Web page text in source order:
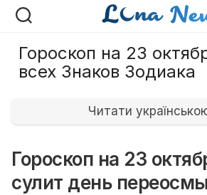
Перейти
Гороскоп на 23
всех Знаков Зодиака
Читати
Гороскоп на 23
сулит день